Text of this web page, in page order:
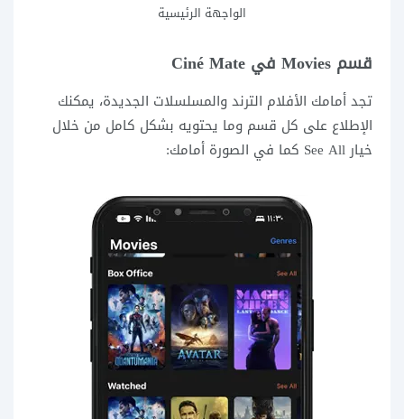
الواجهة الرئيسية
قسم Movies في Ciné Mate
تجد أمامك الأفلام الترند والمسلسلات الجديدة، يمكنك
الإطلاع على كل قسم وما يحتويه بشكل كامل من خلال
خيار See All كما في الصورة أمامك: